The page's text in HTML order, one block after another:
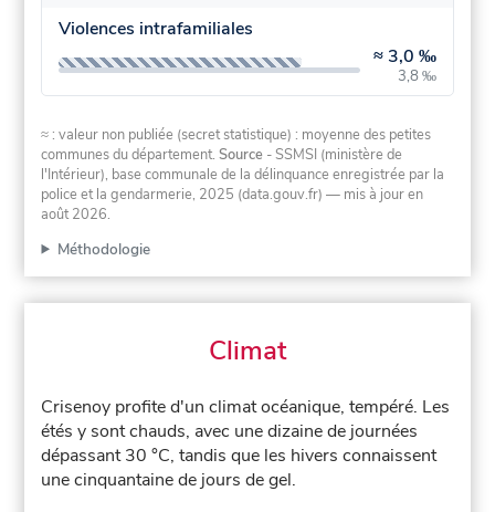
Violences intrafamiliales
≈ 3,0 ‰
3,8 ‰
≈ : valeur non publiée (secret statistique) : moyenne des petites
communes du département.Source - SSMSI (ministère de
l'Intérieur), base communale de la délinquance enregistrée par la
police et la gendarmerie, 2025 (data.gouv.fr) — mis à jour en
août 2026.
Méthodologie
Climat
Crisenoy profite d'un climat océanique, tempéré. Les
étés y sont chauds, avec une dizaine de journées
dépassant 30 °C, tandis que les hivers connaissent
une cinquantaine de jours de gel.